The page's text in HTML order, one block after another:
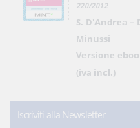
220/2012
S. D'Andrea –
Minussi
Versione
(iva incl.)
Iscriviti alla Newsletter